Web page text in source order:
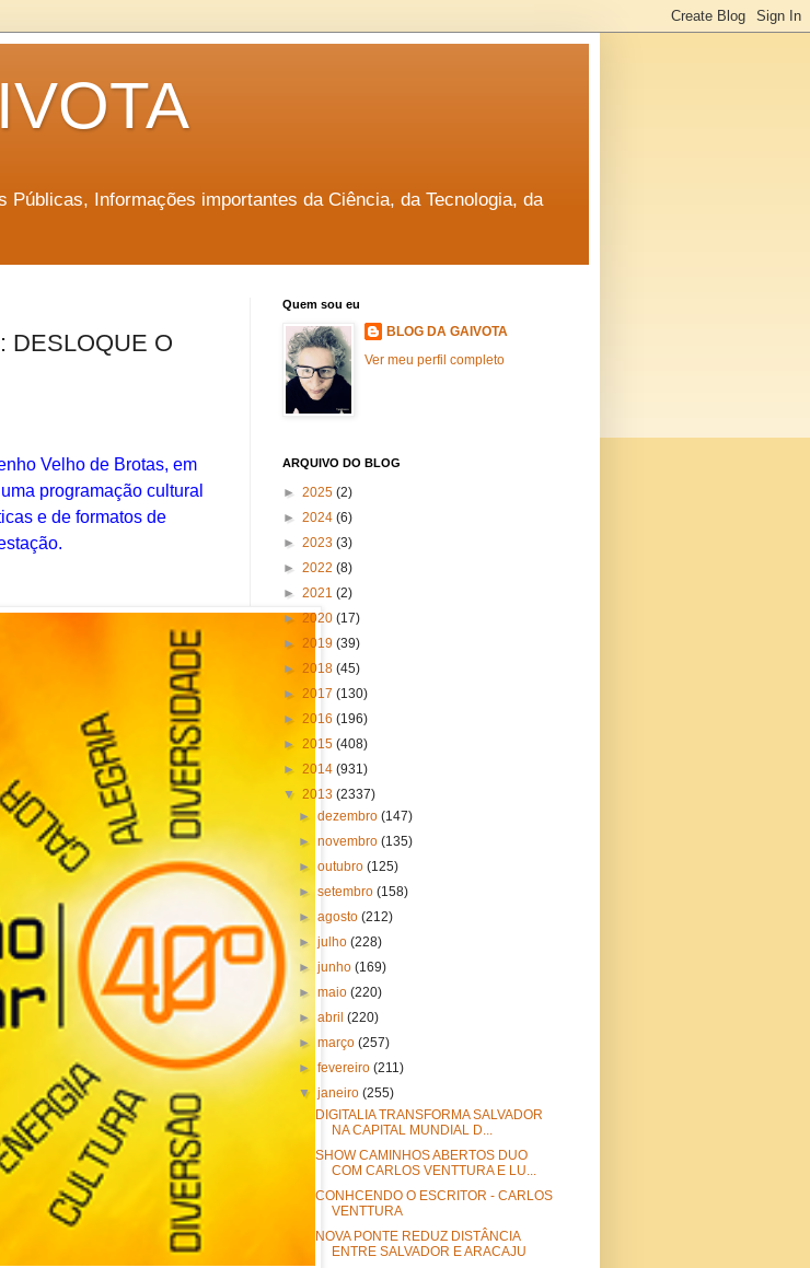
Informações importantes da Ciência, da Tecnologia, da
DESLOQUE O
Velho de Brotas, em
programação cultural
e de formatos de
Quem sou eu
BLOG DA GAIVOTA
Ver meu perfil completo
ARQUIVO DO BLOG
► 2025 (2)
► 2024 (6)
► 2023 (3)
► 2022 (8)
► 2021 (2)
► 2020 (17)
► 2019 (39)
► 2018 (45)
► 2017 (130)
► 2016 (196)
► 2015 (408)
► 2014 (931)
▼ 2013 (2337)
►dezembro(147)
►novembro(135)
►outubro(125)
►setembro(158)
►agosto(212)
►julho(228)
►junho(169)
►maio(220)
►abril(220)
►março(257)
►fevereiro(211)
▼janeiro(255)
DIGITALIA TRANSFORMA SALVADOR
NA CAPITAL MUNDIAL D...
SHOW CAMINHOS ABERTOS DUO
COM CARLOS VENTTURA E LU...
CONHCENDO O ESCRITOR - CARLOS
VENTTURA
NOVA PONTE REDUZ DISTÂNCIA
ENTRE SALVADOR E ARACAJU